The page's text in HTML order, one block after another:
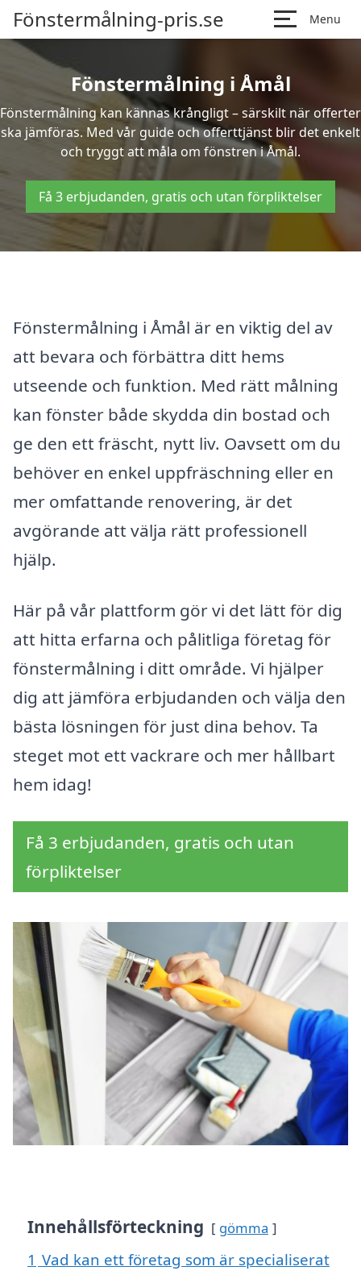
Fönstermålning-pris.se Menu
Fönstermålning i Åmål
Fönstermålning kan kännas krångligt – särskilt när offerter
ska jämföras. Med vår guide och offerttjänst blir det enkelt
och tryggt att måla om fönstren i Åmål.
Få 3 erbjudanden, gratis och utan förpliktelser
Fönstermålning i Åmål är en viktig del av
att bevara och förbättra ditt hems
utseende och funktion. Med rätt målning
kan fönster både skydda din bostad och
ge den ett fräscht, nytt liv. Oavsett om du
behöver en enkel uppfräschning eller en
mer omfattande renovering, är det
avgörande att välja rätt professionell
hjälp.
Här på vår plattform gör vi det lätt för dig
att hitta erfarna och pålitliga företag för
fönstermålning i ditt område. Vi hjälper
dig att jämföra erbjudanden och välja den
bästa lösningen för just dina behov. Ta
steget mot ett vackrare och mer hållbart
hem idag!
Få 3 erbjudanden, gratis och utan
förpliktelser
Innehållsförteckning gömma
1 Vad kan ett företag som är specialiserat